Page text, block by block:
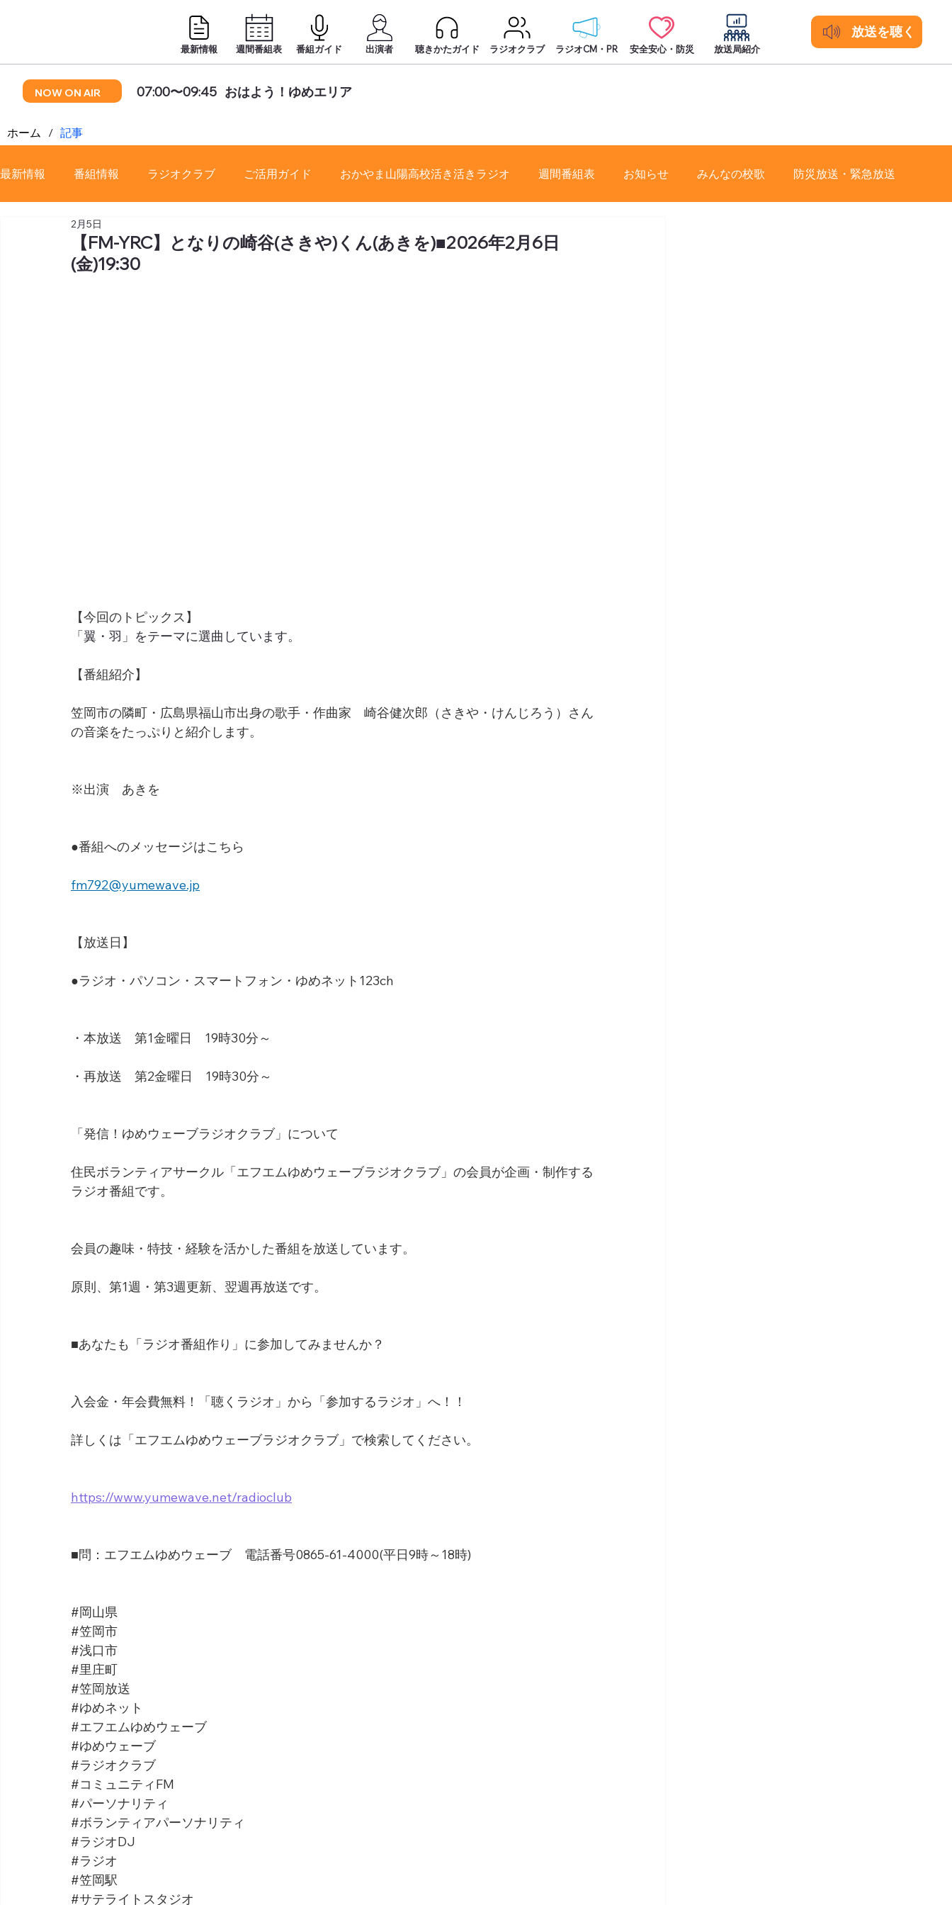
ホーム / 記事
NOW ON AIR 07:00〜09:45 おはよう！ゆめエリア
最新情報 週間番組表 番組ガイド 出演者 聴きかたガイド ラジオクラブ ラジオCM・PR 安全安心・防災 放送局紹介
放送を聴く
最新情報 番組情報 ラジオクラブ ご活用ガイド おかやま山陽高校活き活きラジオ 週間番組表 お知らせ みんなの校歌 防災放送・緊急放送
番組審議会
【FM-YRC】となりの崎谷(さきや)くん(あきを)■2026年2月6日
(金)19:30
2月5日
【今回のトピックス】
「翼・羽」をテーマに選曲しています。
【番組紹介】
笠岡市の隣町・広島県福山市出身の歌手・作曲家　崎谷健次郎（さきや・けんじろう）さん
の音楽をたっぷりと紹介します。
※出演　あきを
●番組へのメッセージはこちら
fm792@yumewave.jp
【放送日】
●ラジオ・パソコン・スマートフォン・ゆめネット123ch
・本放送　第1金曜日　19時30分～
・再放送　第2金曜日　19時30分～
「発信！ゆめウェーブラジオクラブ」について
住民ボランティアサークル「エフエムゆめウェーブラジオクラブ」の会員が企画・制作する
ラジオ番組です。
会員の趣味・特技・経験を活かした番組を放送しています。
原則、第1週・第3週更新、翌週再放送です。
■あなたも「ラジオ番組作り」に参加してみませんか？
入会金・年会費無料！「聴くラジオ」から「参加するラジオ」へ！！
詳しくは「エフエムゆめウェーブラジオクラブ」で検索してください。
https://www.yumewave.net/radioclub
■問：エフエムゆめウェーブ　電話番号0865-61-4000(平日9時～18時)
#岡山県
#笠岡市
#浅口市
#里庄町
#笠岡放送
#ゆめネット
#エフエムゆめウェーブ
#ゆめウェーブ
#ラジオクラブ
#コミュニティFM
#パーソナリティ
#ボランティアパーソナリティ
#ラジオDJ
#ラジオ
#笠岡駅
#サテライトスタジオ